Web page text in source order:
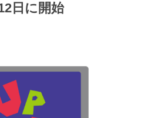
日に開始